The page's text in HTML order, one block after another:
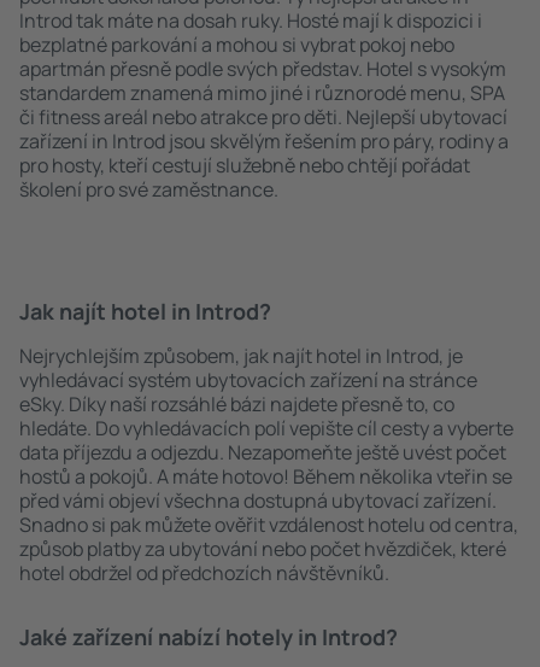
Introd tak máte na dosah ruky. Hosté mají k dispozici i
bezplatné parkování a mohou si vybrat pokoj nebo
apartmán přesně podle svých představ. Hotel s vysokým
standardem znamená mimo jiné i různorodé menu, SPA
či fitness areál nebo atrakce pro děti. Nejlepší ubytovací
zařízení in Introd jsou skvělým řešením pro páry, rodiny a
pro hosty, kteří cestují služebně nebo chtějí pořádat
školení pro své zaměstnance.
Jak najít hotel in Introd?
Nejrychlejším způsobem, jak najít hotel in Introd, je
vyhledávací systém ubytovacích zařízení na stránce
eSky. Díky naší rozsáhlé bázi najdete přesně to, co
hledáte. Do vyhledávacích polí vepište cíl cesty a vyberte
data příjezdu a odjezdu. Nezapomeňte ještě uvést počet
hostů a pokojů. A máte hotovo! Během několika vteřin se
před vámi objeví všechna dostupná ubytovací zařízení.
Snadno si pak můžete ověřit vzdálenost hotelu od centra,
způsob platby za ubytování nebo počet hvězdiček, které
hotel obdržel od předchozích návštěvníků.
Jaké zařízení nabízí hotely in Introd?